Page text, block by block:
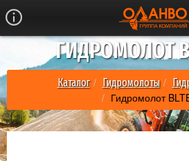
ГИДРОМОЛОТ
Каталог Гидромолоты
Гидромолот